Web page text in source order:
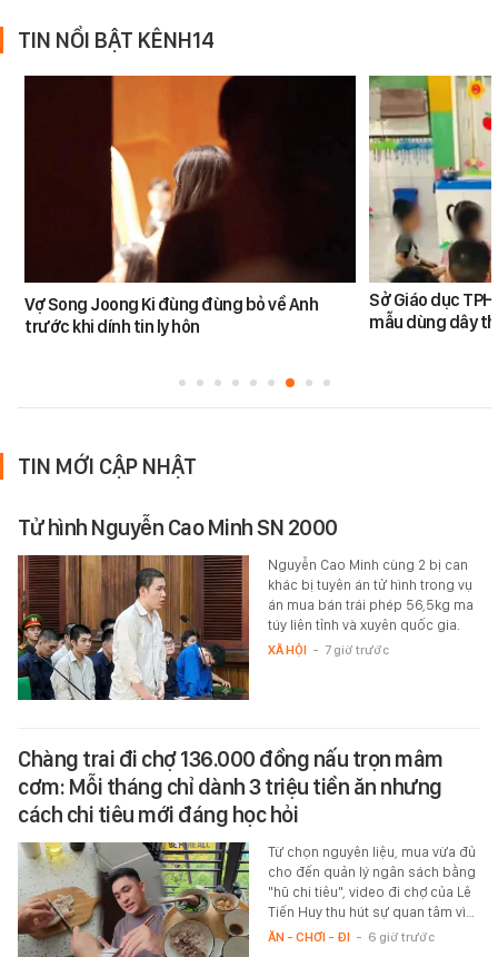
TIN NỔI BẬT KÊNH14
Vợ Song Joong Ki đùng đùng bỏ về Anh
trước khi dính tin ly hôn
Sở Giáo dục
mẫu dùng dây
TIN MỚI CẬP NHẬT
Tử hình Nguyễn Cao Minh SN 2000
Nguyễn Cao Minh cùng 2 bị can
khác bị tuyên án tử hình trong vụ
án mua bán trái phép 56,5kg ma
túy liên tỉnh và xuyên quốc gia.
XÃ HỘI - 7 giờ trước
Chàng trai đi chợ 136.000 đồng nấu trọn mâm
cơm: Mỗi tháng chỉ dành 3 triệu tiền ăn nhưng
cách chi tiêu mới đáng học hỏi
Từ chọn nguyên liệu, mua vừa đủ
cho đến quản lý ngân sách bằng
"hũ chi tiêu", video đi chợ của Lê
Tiến Huy thu hút sự quan tâm vì…
ĂN - CHƠI - ĐI - 6 giờ trước